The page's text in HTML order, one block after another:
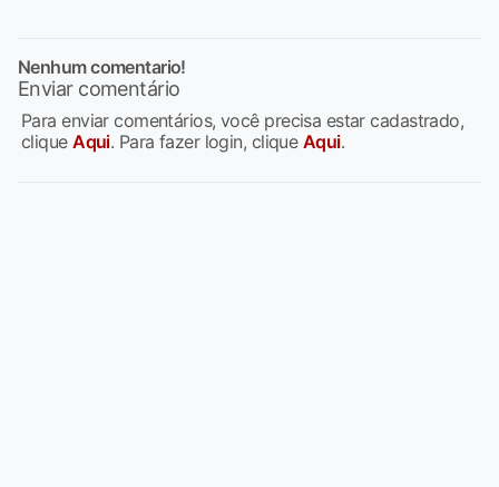
Nenhum comentario!
Enviar comentário
Para enviar comentários, você precisa estar cadastrado,
cliqueAqui. Para fazer login, clique Aqui.